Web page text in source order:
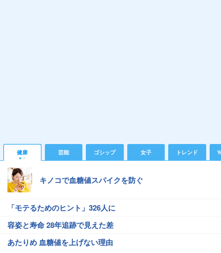
健康 芸能 ゴシップ 女子 トレンド
キノコで血糖値スパイクを防ぐ
「モテるためのヒント」326人に
容姿と寿命 28年追跡で見えた差
あたりめ 血糖値を上げない理由